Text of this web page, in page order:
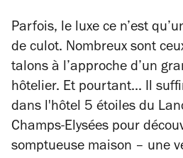
Parfois, le luxe ce n’est
de culot. Nombreux sont
talons à l’approche d’un
hôtelier. Et pourtant... Il
dans l'hôtel 5 étoiles du
Champs-Elysées pour
somptueuse maison – une